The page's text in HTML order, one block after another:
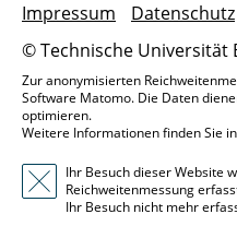
© Technische Universität
Impressum Datenschutz
Zur anonymisierten
Software Matomo. Die Daten
optimieren.
Weitere Informationen finden Sie
Ihr Besuch dieser Website
Reichweitenmessung
Ihr Besuch nicht mehr